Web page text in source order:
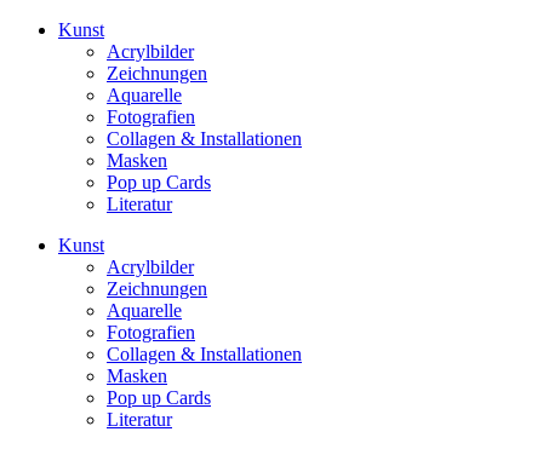
Kunst
Acrylbilder
Zeichnungen
Aquarelle
Fotografien
Collagen & Installationen
Masken
Pop up Cards
Literatur
Kunst
Acrylbilder
Zeichnungen
Aquarelle
Fotografien
Collagen & Installationen
Masken
Pop up Cards
Literatur